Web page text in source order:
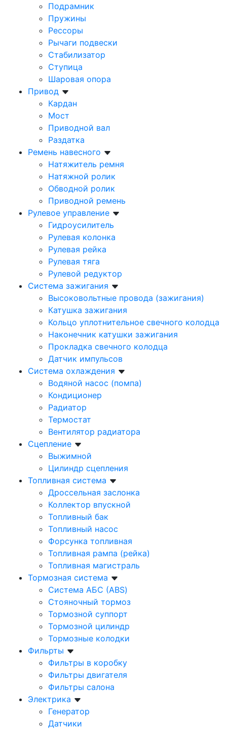
Подрамник
Пружины
Рессоры
Рычаги подвески
Стабилизатор
Ступица
Шаровая опора
Привод
Кардан
Мост
Приводной вал
Раздатка
Ремень навесного
Натяжитель ремня
Натяжной ролик
Обводной ролик
Приводной ремень
Рулевое управление
Гидроусилитель
Рулевая колонка
Рулевая рейка
Рулевая тяга
Рулевой редуктор
Система зажигания
Высоковольтные провода (зажигания)
Катушка зажигания
Кольцо уплотнительное свечного колодца
Наконечник катушки зажигания
Прокладка свечного колодца
Датчик импульсов
Система охлаждения
Водяной насос (помпа)
Кондиционер
Радиатор
Термостат
Вентилятор радиатора
Сцепление
Выжимной
Цилиндр сцепления
Топливная система
Дроссельная заслонка
Коллектор впускной
Топливный бак
Топливный насос
Форсунка топливная
Топливная рампа (рейка)
Топливная магистраль
Тормозная система
Система АБС (ABS)
Стояночный тормоз
Тормозной суппорт
Тормозной цилиндр
Тормозные колодки
Фильрты
Фильтры в коробку
Фильтры двигателя
Фильтры салона
Электрика
Генератор
Датчики